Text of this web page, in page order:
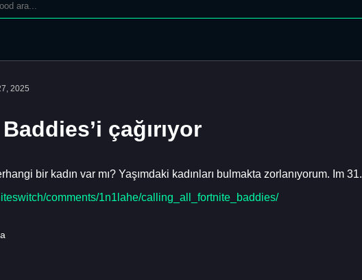
2025
çağırıyor
bir kadın var mı? Yaşımdaki kadınları bulmakta zorlanıyorum. Im 31.
comments/1n1lahe/calling_all_fortnite_baddies/